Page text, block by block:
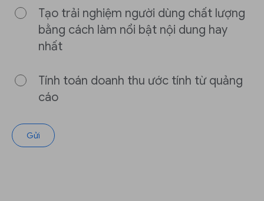
Tạo trải nghiệm người dùng chất lượng
bằng cách làm nổi bật nội dung hay
nhất
Tính toán doanh thu ước tính từ quảng
cáo
Gửi